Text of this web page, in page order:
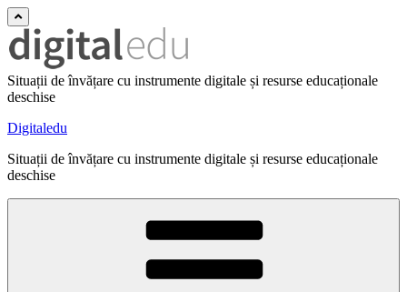
Situații de învățare cu instrumente digitale și resurse educaționale
deschise
Digitaledu
Situații de învățare cu instrumente digitale și resurse educaționale
deschise